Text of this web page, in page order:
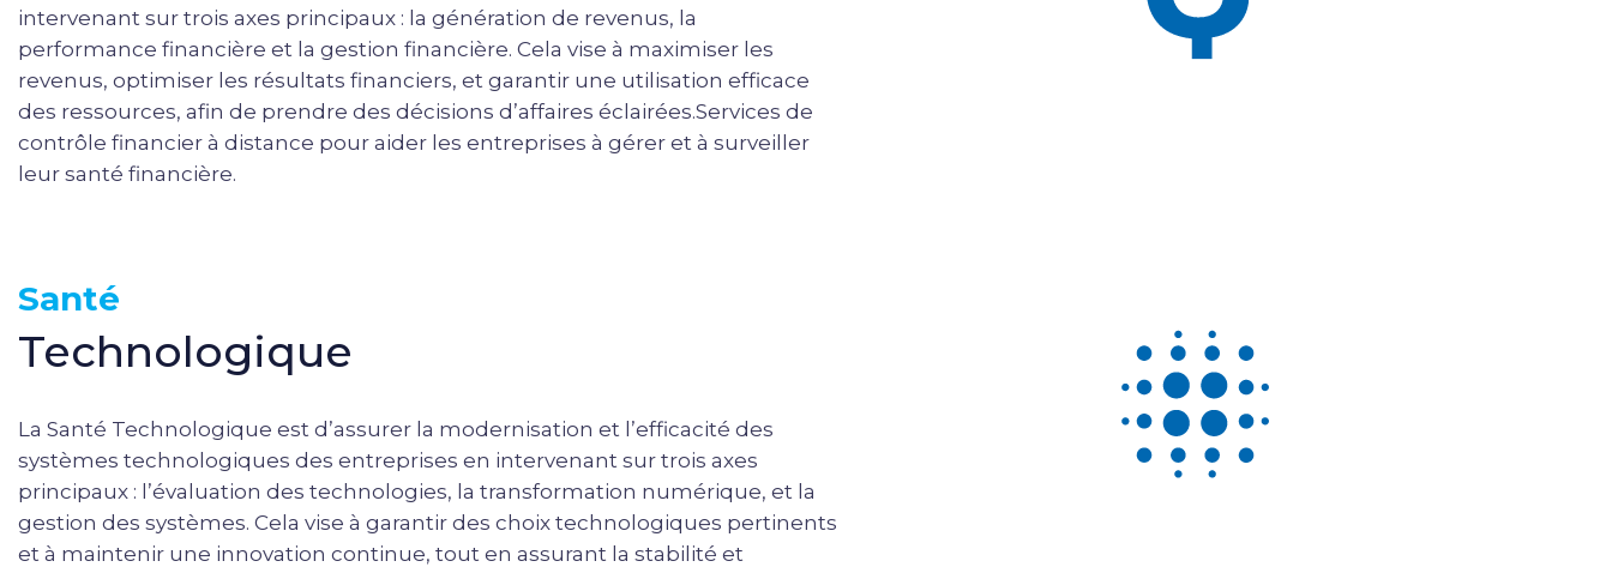
intervenant sur trois axes principaux : la génération de revenus, la
performance financière et la gestion financière. Cela vise à maximiser les
revenus, optimiser les résultats financiers, et garantir une utilisation efficace
des ressources, afin de prendre des décisions d’affaires éclairées.Services de
contrôle financier à distance pour aider les entreprises à gérer et à surveiller
leur santé financière.
Santé
Technologique
La Santé Technologique est d’assurer la modernisation et l’efficacité des
systèmes technologiques des entreprises en intervenant sur trois axes
principaux : l’évaluation des technologies, la transformation numérique, et la
gestion des systèmes. Cela vise à garantir des choix technologiques pertinents
et à maintenir une innovation continue, tout en assurant la stabilité et